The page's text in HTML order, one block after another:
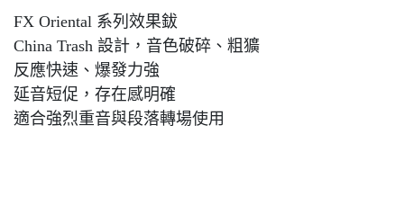
FX Oriental 系列效果鈸
China Trash 設計，音色破碎、粗獷
反應快速、爆發力強
延音短促，存在感明確
適合強烈重音與段落轉場使用